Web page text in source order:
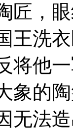
匠，
王洗
将他
象的
无法